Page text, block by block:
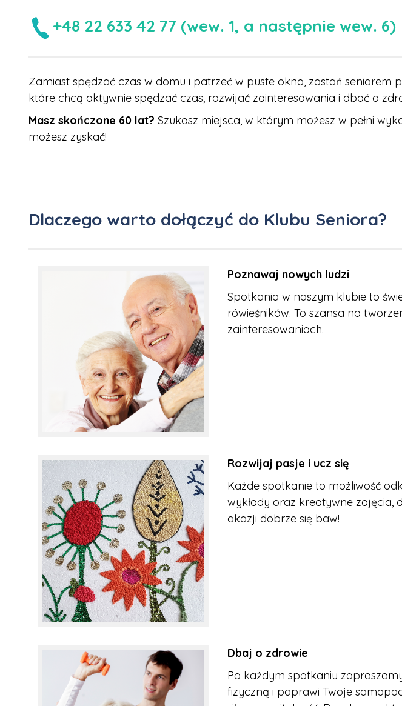
+48 22 633 42 77 (wew. 1, a następnie wew. 6)
Zamiast spędzać czas w domu i patrzeć w puste okno, zostań seniorem
które chcą aktywnie spędzać czas, rozwijać zainteresowania i dbać o
Masz skończone 60 lat? Szukasz miejsca, w którym możesz w pełni
możesz zyskać!
Dlaczego warto dołączyć do Klubu Seniora?
Poznawaj nowych ludzi
Spotkania w naszym klubie to
rówieśników. To szansa na
zainteresowaniach.
Rozwijaj pasje i ucz się
Każde spotkanie to możliwość
wykłady oraz kreatywne zajęcia,
okazji dobrze się baw!
Dbaj o zdrowie
Po każdym spotkaniu
fizyczną i poprawi Twoje